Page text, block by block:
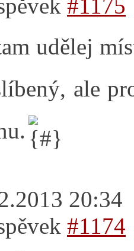
#1175
udělej
ale
#1174